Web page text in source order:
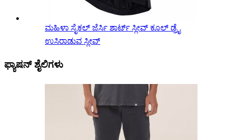
ಮಹಿಳಾ ಸೈಕಲ್ ಜೆರ್ಸಿ ಶಾರ್ಟ್ ಸ್ಲೀವ್ ಕೂಲ್ ಡ್ರೈ
ಉಸಿರಾಡುವ ಸ್ಲೀವ್
ಫ್ಯಾಷನ್ ಶೈಲಿಗಳು